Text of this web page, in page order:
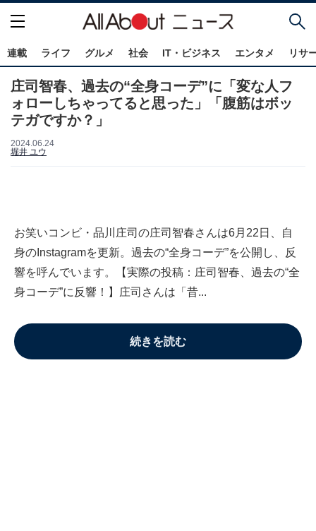
連載 ライフ グルメ 社会 IT・ビジネス エンタメ リサ
庄司智春、過去の“全身コーデ”に「変な人フ
ォローしちゃってると思った」「腹筋はボッ
テガですか？」
2024.06.24
堀井 ユウ
お笑いコンビ・品川庄司の庄司智春さんは6月22日、自
身のInstagramを更新。過去の“全身コーデ”を公開し、反
響を呼んでいます。【実際の投稿：庄司智春、過去の“全
身コーデ”に反響！】庄司さんは「昔...
続きを読む